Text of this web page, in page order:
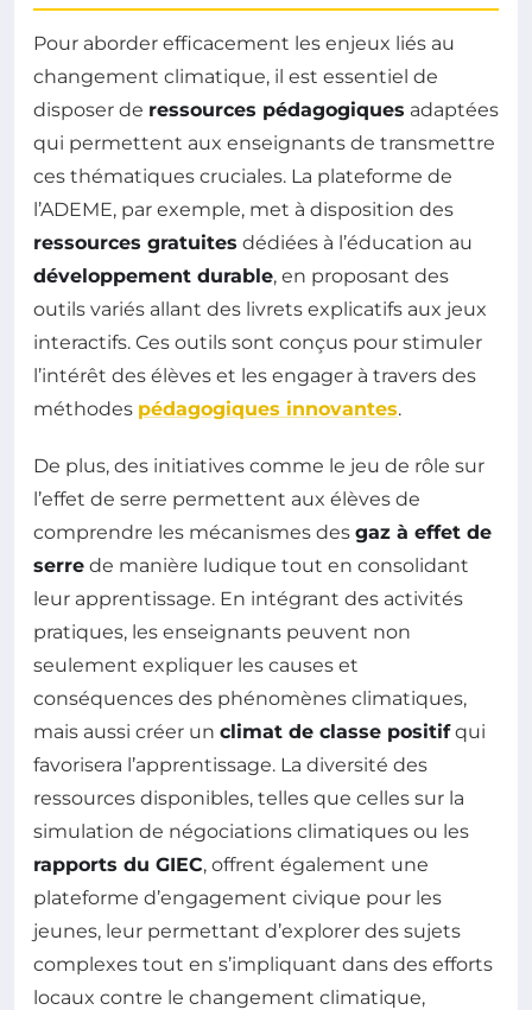
Pour aborder efficacement les enjeux liés au
changement climatique, il est essentiel de
disposer de ressources pédagogiques adaptées
qui permettent aux enseignants de transmettre
ces thématiques cruciales. La plateforme de
l’ADEME, par exemple, met à disposition des
ressources gratuites dédiées à l’éducation au
développement durable, en proposant des
outils variés allant des livrets explicatifs aux jeux
interactifs. Ces outils sont conçus pour stimuler
l’intérêt des élèves et les engager à travers des
méthodes pédagogiques innovantes.
De plus, des initiatives comme le jeu de rôle sur
l’effet de serre permettent aux élèves de
comprendre les mécanismes des gaz à effet de
serre de manière ludique tout en consolidant
leur apprentissage. En intégrant des activités
pratiques, les enseignants peuvent non
seulement expliquer les causes et
conséquences des phénomènes climatiques,
mais aussi créer un climat de classe positifqui
favorisera l’apprentissage. La diversité des
ressources disponibles, telles que celles sur la
simulation de négociations climatiques ou les
rapports du GIEC, offrent également une
plateforme d’engagement civique pour les
jeunes, leur permettant d’explorer des sujets
complexes tout en s’impliquant dans des efforts
locaux contre le changement climatique,